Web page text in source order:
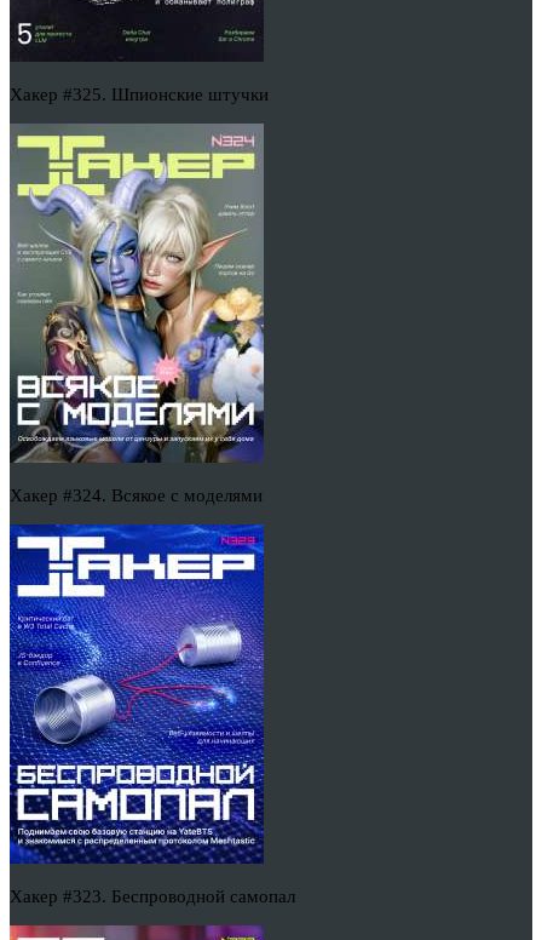
Хакер #325. Шпионские штучки
Хакер #324. Всякое с моделями
Хакер #323. Беспроводной самопал